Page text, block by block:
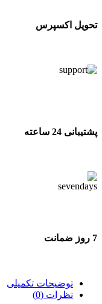
تحویل اکسپرس
پشتیبانی 24 ساعته
7 روز ضمانت
توضیحات تکمیلی
نظرات (0)